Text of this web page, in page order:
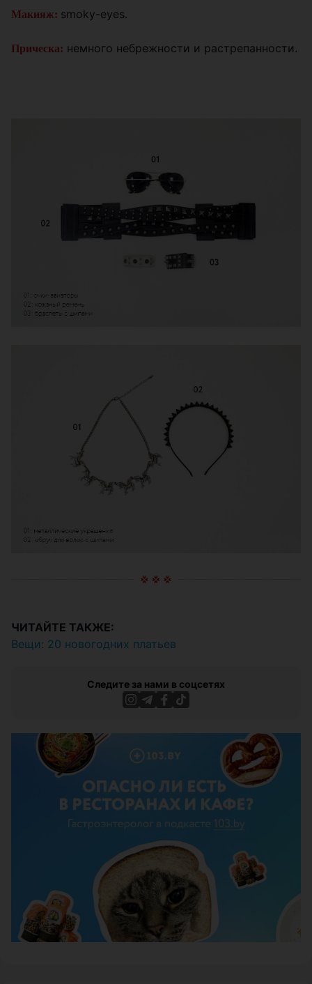
Макияж: smoky-eyes.
Прическа: немного небрежности и растрепанности.
ЧИТАЙТЕ ТАКЖЕ:
Вещи: 20 новогодних платьев
Следите за нами в соцсетях